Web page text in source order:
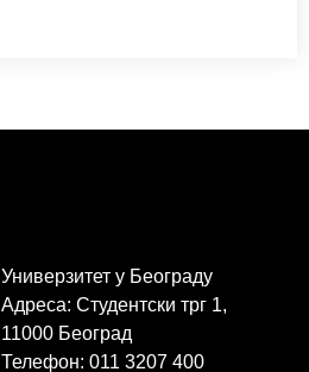
Универзитет у Београду
Адреса: Студентски трг 1,
11000 Београд
Телефон: 011 3207 400